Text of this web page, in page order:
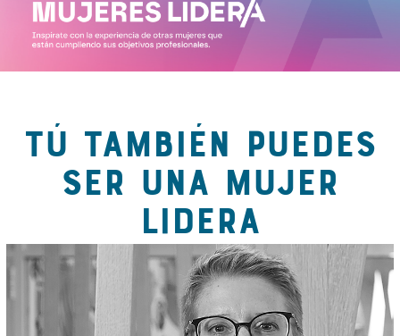
TÚ TAMBIÉN PUEDES
SER UNA MUJER
LIDERA